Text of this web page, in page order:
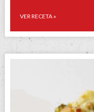
VER RECETA »